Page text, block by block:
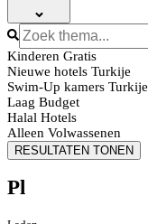
Kinderen Gratis
Nieuwe hotels Turkije
Swim-Up kamers Turkije
Laag Budget
Halal Hotels
Alleen Volwassenen
RESULTATEN TONEN
Pl